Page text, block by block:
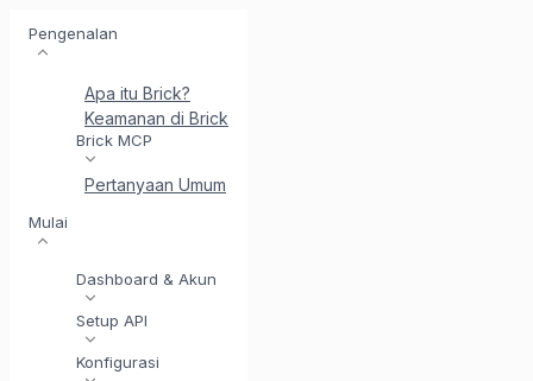
Pengenalan
Apa itu Brick?
Keamanan di Brick
Brick MCP
Pertanyaan Umum
Mulai
Dashboard & Akun
Setup API
Konfigurasi